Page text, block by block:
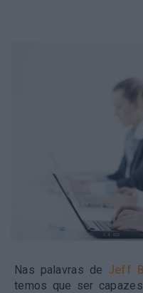
Nas palavras de Jeff
temos que ser